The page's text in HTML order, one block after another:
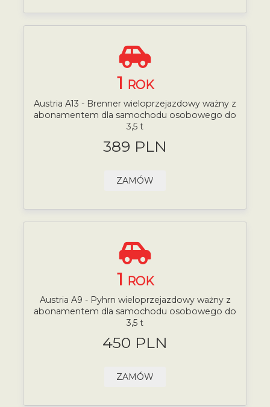
1 ROK
Austria A13 - Brenner wieloprzejazdowy ważny z
abonamentem dla samochodu osobowego do
3,5 t
389 PLN
ZAMÓW
1 ROK
Austria A9 - Pyhrn wieloprzejazdowy ważny z
abonamentem dla samochodu osobowego do
3,5 t
450 PLN
ZAMÓW